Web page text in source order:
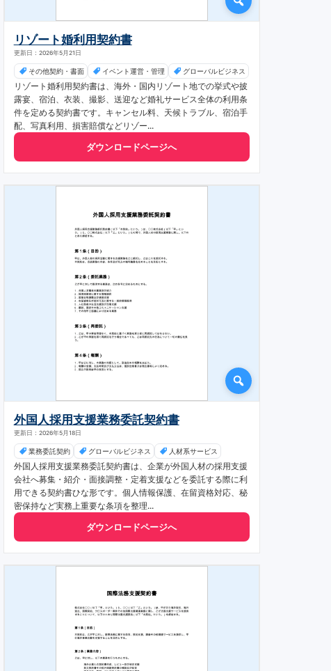
リゾート婚利用契約書
更新日：2026年5月21日
その他契約・書面 イベント運営・管理 グローバルビジネス
リゾート婚利用契約書は、海外・国内リゾート地での挙式や披
露宴、宿泊、衣装、撮影、送迎など婚礼サービス全体の利用条
件を定める契約書です。キャンセル料、天候トラブル、宿泊手
配、写真利用、損害賠償などリゾー...
ダウンロードページへ
外国人採用支援業務委託契約書
更新日：2026年5月18日
業務委託契約 グローバルビジネス 人材系サービス
外国人採用支援業務委託契約書は、企業が外国人材の採用支援
会社へ募集・紹介・面接調整・定着支援などを委託する際に利
用できる契約書ひな形です。個人情報保護、在留資格対応、秘
密保持など実務上重要な条項を整理...
ダウンロードページへ